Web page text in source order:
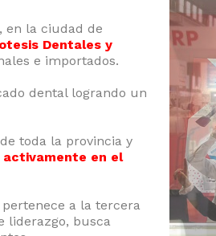
, en la ciudad de
Dentales y
e importados.
dental logrando un
toda la provincia y
en el
a la tercera
liderazgo, busca